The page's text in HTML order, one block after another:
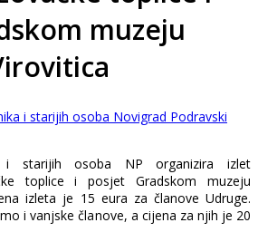
muzeju
i starijih osoba Novigrad Podravski
i starijih osoba NP organizira izlet
toplice i posjet Gradskom muzeju
izleta je 15 eura za članove Udruge.
i vanjske članove, a cijena za njih je 20